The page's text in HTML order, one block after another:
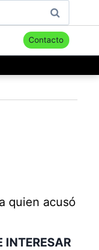
Contacto
quien acusó
INTERESAR